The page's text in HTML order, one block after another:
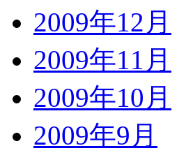
2009年12月
2009年11月
2009年10月
2009年9月